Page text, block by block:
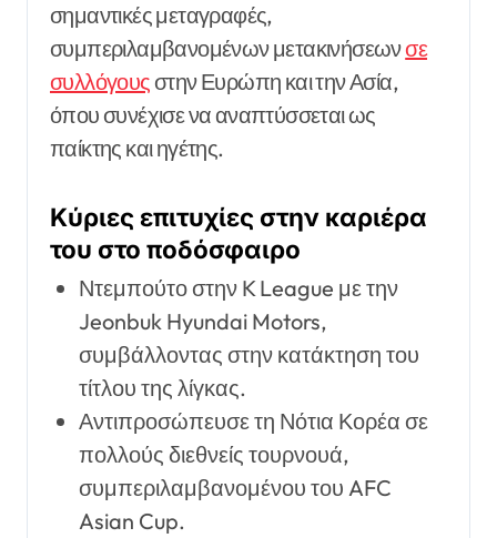
σημαντικές μεταγραφές,
συμπεριλαμβανομένων μετακινήσεωνσε
συλλόγουςστην Ευρώπη και την Ασία,
όπου συνέχισε να αναπτύσσεται ως
παίκτης και ηγέτης.
Κύριες επιτυχίες στην καριέρα
του στο ποδόσφαιρο
Ντεμπούτο στην K League με την
Jeonbuk Hyundai Motors,
συμβάλλοντας στην κατάκτηση του
τίτλου της λίγκας.
Αντιπροσώπευσε τη Νότια Κορέα σε
πολλούς διεθνείς τουρνουά,
συμπεριλαμβανομένου του AFC
Asian Cup.